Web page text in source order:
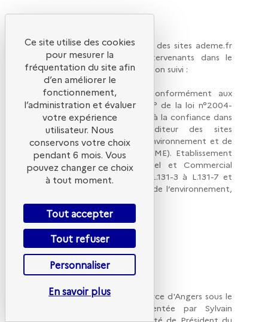
Il est précisé aux utilisateurs des sites ademe.fr
l'identité des différents intervenants dans le
cadre de sa réalisation et de son suivi :
Propriétaire et éditeur : Conformément aux
dispositions de l’article 6-I 1° de la loi n°2004-
575 du 21 juin 2004 relative à la confiance dans
l’économie numérique, l’éditeur des sites
ademe.fr est l’Agence de l’Environnement et de
la Maîtrise de l’Energie (ADEME). Etablissement
Public à caractère Industriel et Commercial
(EPIC) régi par les articles L.131-3 à L.131-7 et
R.131-1 à R.131-26 du Code de l’environnement,
20, avenue du Grésillé
BP 90406
49004
Angers Cedex01
Tél. : 02 41 20 41 20
inscrit au registre du commerce d'Angers sous le
n° 385 290 309, représentée par Sylvain
Waserman, agissant en qualité de Président du
Ce site utilise des cookies
pour mesurer la
fréquentation du site afin
d’en améliorer le
fonctionnement,
l’administration et évaluer
votre expérience
utilisateur. Nous
conservons votre choix
pendant 6 mois. Vous
pouvez changer ce choix
à tout moment.
Tout accepter
Tout refuser
Personnaliser
En savoir plus